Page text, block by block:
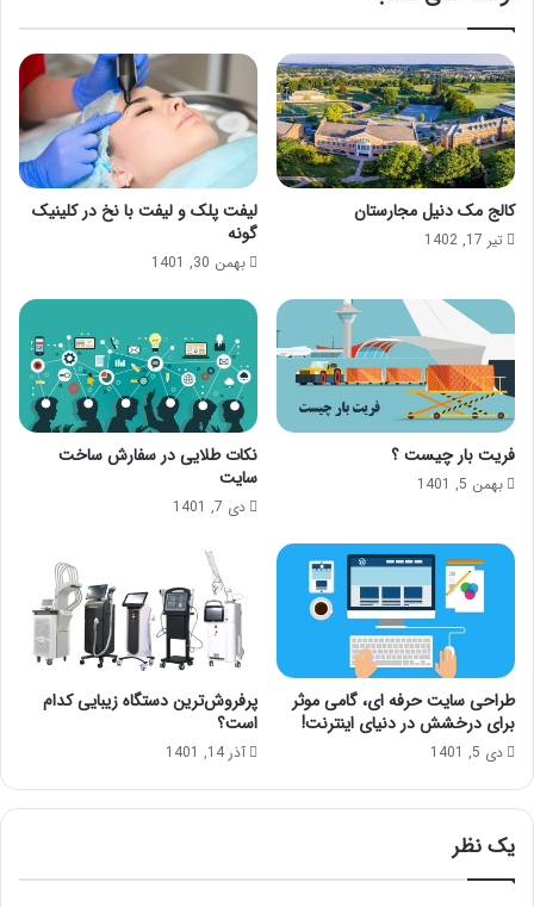
کالج مک دنیل مجارستان
تیر 17, 1402
لیفت پلک و لیفت با نخ در کلینیک
گونه
بهمن 30, 1401
فریت بار چیست ؟
بهمن 5, 1401
نکات طلایی در سفارش ساخت
سایت
دی 7, 1401
طراحی سایت حرفه ای، گامی موثر
برای درخشش در دنیای اینترنت!
دی 5, 1401
پرفروش‌ترین دستگاه زیبایی کدام
است؟
آذر 14, 1401
یک نظر